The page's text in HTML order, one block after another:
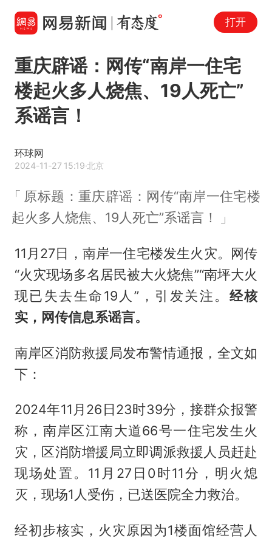
打开
重庆辟谣：网传“南岸一住宅
楼起火多人烧焦、19人死亡”
系谣言！
环球网
2024-11-27 15:19·北京
原标题：重庆辟谣：网传“南岸一住宅楼
起火多人烧焦、19人死亡”系谣言！
11月27日，南岸一住宅楼发生火灾。网传
“火灾现场多名居民被大火烧焦”“南坪大火
现已失去生命19人”，引发关注。 经核
实，网传信息系谣言。
南岸区消防救援局发布警情通报，全文如
下：
2024年11月26日23时39分，接群众报警
称，南岸区江南大道66号一住宅发生火
灾，区消防增援局立即调派救援人员赶赴
现场处置。11月27日0时11分，明火熄
灭，现场1人受伤，已送医院全力救治。
经初步核实，火灾原因为1楼面馆经营人